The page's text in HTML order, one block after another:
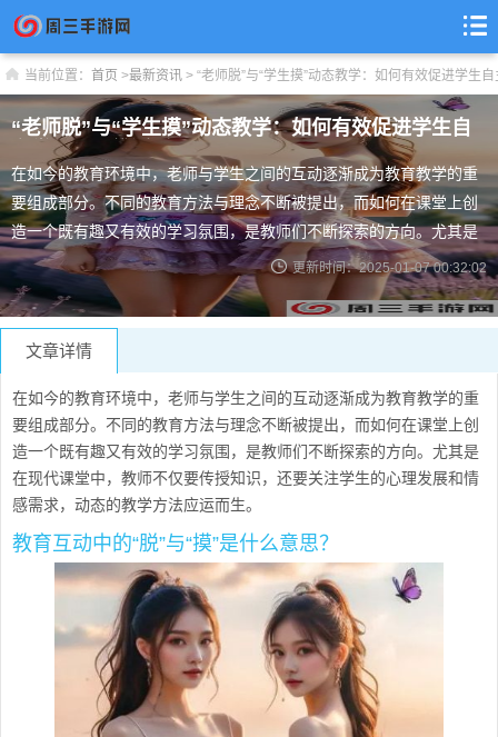
当前位置： 首页 >最新资讯 > “老师脱”与“学生摸”动态教学：如何有效促进学生
“老师脱”与“学生摸”动态教学：如何有效促进学生自
主学习与思维活跃？
在如今的教育环境中，老师与学生之间的互动逐渐成为教育教学的重
要组成部分。不同的教育方法与理念不断被提出，而如何在课堂上创
造一个既有趣又有效的学习氛围，是教师们不断探索的方向。尤其是
在现代课堂中，教师不仅要传授知识，还要关注学生的心理发展和情
感需求，动态的教学方法应运而生。 教育互动中的“脱”与“摸”是什么
意思？ “老师脱”和“学生摸”这两个关键词在某些语境中可能会让人感
到不解或困惑，实际上，这种
更新时间：2025-01-07 00:32:02
文章详情
在如今的教育环境中，老师与学生之间的互动逐渐成为教育教学的重
要组成部分。不同的教育方法与理念不断被提出，而如何在课堂上创
造一个既有趣又有效的学习氛围，是教师们不断探索的方向。尤其是
在现代课堂中，教师不仅要传授知识，还要关注学生的心理发展和情
感需求，动态的教学方法应运而生。
教育互动中的“脱”与“摸”是什么意思？